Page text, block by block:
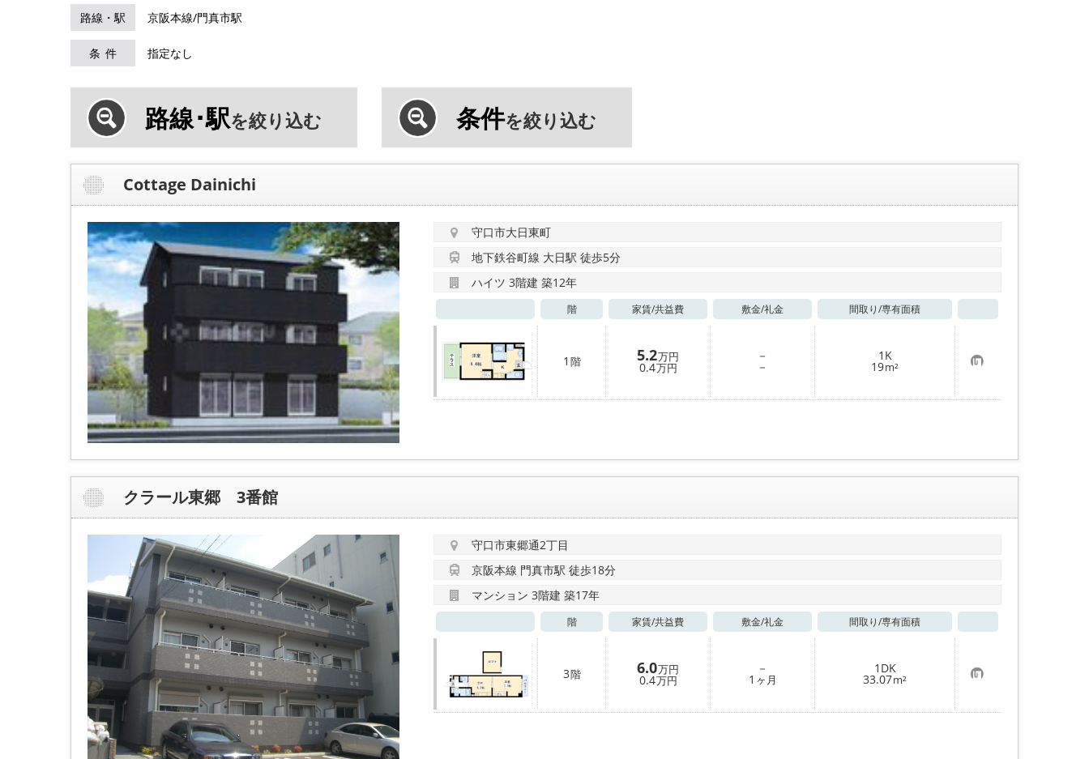
路線・駅 京阪本線/門真市駅
条件 指定なし
路線･駅を絞り込む 条件を絞り込む
Cottage Dainichi
守口市大日東町
地下鉄谷町線 大日駅 徒歩5分
ハイツ 3階建 築12年
階 家賃/共益費 敷金/礼金 間取り/専有面積
1 階 5.2万円
0.4万円
－
－
1K
19m² お
気
に
入
クラール東郷 3番館
守口市東郷通2丁目
京阪本線 門真市駅 徒歩18分
マンション 3階建 築17年
階 家賃/共益費 敷金/礼金 間取り/専有面積
3階 6.0万円
0.4万円
－
1 ヶ月
1DK
33.07m² お
気
に
入